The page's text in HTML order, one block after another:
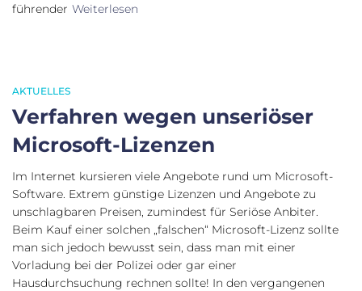
führender Weiterlesen
AKTUELLES
Verfahren wegen unseriöser
Microsoft-Lizenzen
Im Internet kursieren viele Angebote rund um Microsoft-
Software. Extrem günstige Lizenzen und Angebote zu
unschlagbaren Preisen, zumindest für Seriöse Anbiter.
Beim Kauf einer solchen „falschen“ Microsoft-Lizenz sollte
man sich jedoch bewusst sein, dass man mit einer
Vorladung bei der Polizei oder gar einer
Hausdurchsuchung rechnen sollte! In den vergangenen